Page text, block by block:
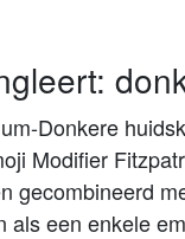
Donkere
Modifier
gecombineerd
als een enkele